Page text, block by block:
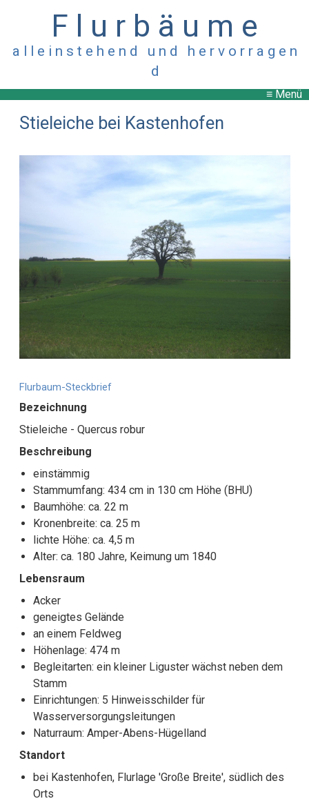
F l u r b ä u m e
a l l e i n s t e h e n d u n d h e r v o r r a g e n
d
≡ Menü
Stieleiche bei Kastenhofen
Flurbaum-Steckbrief
Bezeichnung
Stieleiche - Quercus robur
Beschreibung
einstämmig
Stammumfang: 434 cm in 130 cm Höhe (BHU)
Baumhöhe: ca. 22 m
Kronenbreite: ca. 25 m
lichte Höhe: ca. 4,5 m
Alter: ca. 180 Jahre, Keimung um 1840
Lebensraum
Acker
geneigtes Gelände
an einem Feldweg
Höhenlage: 474 m
Begleitarten: ein kleiner Liguster wächst neben dem
Stamm
Einrichtungen: 5 Hinweisschilder für
Wasserversorgungsleitungen
Naturraum: Amper-Abens-Hügelland
Standort
bei Kastenhofen, Flurlage 'Große Breite', südlich des
Orts